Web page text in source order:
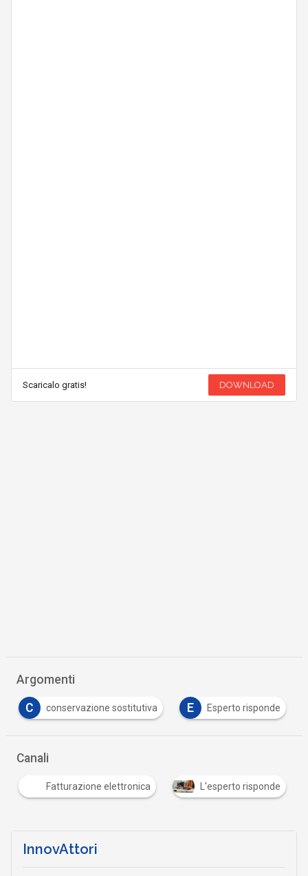
Scaricalo gratis! DOWNLOAD
Argomenti
C conservazione sostitutiva E Esperto risponde
Canali
Fatturazione elettronica L'esperto risponde
InnovAttori